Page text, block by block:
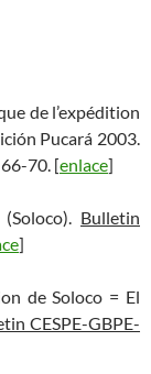
de l’expédition
Pucará 2003.
66-70. [enlace]
Bulletin
]
de Soloco = El
CESPE-GBPE-